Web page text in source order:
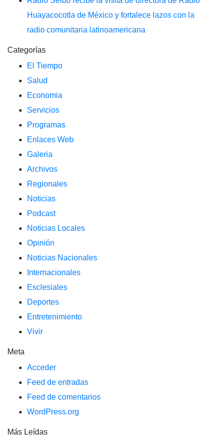
Huayacocotla de México y fortalece lazos con la
radio comunitaria latinoamericana
Categorías
El Tiempo
Salud
Economia
Servicios
Programas
Enlaces Web
Galeria
Archivos
Regionales
Noticias
Podcast
Noticias Locales
Opinión
Noticias Nacionales
Internacionales
Esclesiales
Deportes
Entretenimiento
Vivir
Meta
Acceder
Feed de entradas
Feed de comentarios
WordPress.org
Más Leídas